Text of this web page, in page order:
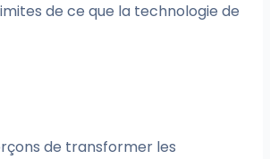
de ce que la technologie de
de transformer les